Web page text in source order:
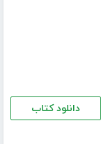
دانلود کتاب